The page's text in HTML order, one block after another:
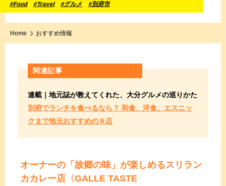
#Food #Travel #グルメ #別府市
Home おすすめ情報
関連記事
連載｜地元誌が教えてくれた、大分グルメの巡りかた
別府でランチを食べるなら？ 和食、洋食、エスニッ
クまで地元おすすめの８店
オーナーの「故郷の味」が楽しめるスリラン
カカレー店 〈GALLE TASTE